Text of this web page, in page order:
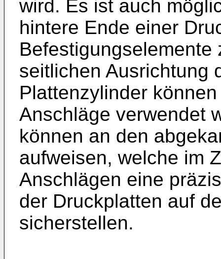
wird. Es ist auch
hintere Ende einer
Befestigungselemente
seitlichen Ausrichtung
Plattenzylinder
Anschläge verwendet
können an den
aufweisen, welche im
Anschlägen eine
der Druckplatten auf
sicherstellen.